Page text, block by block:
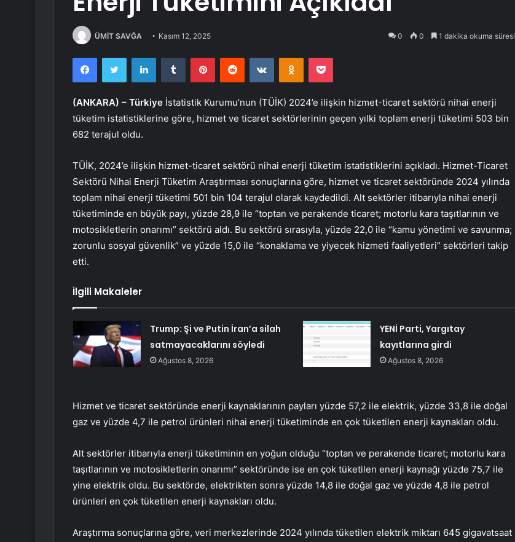
ÜMİT SAVĞA Kasım 12, 2025 0 0 1 dakika okuma süresi
FacebookTwitter LinkedInTumblr PinterestReddit VKontakteOdnoklassniki
Pocket
(ANKARA) – Türkiye İstatistik Kurumu’nun (TÜİK) 2024’e ilişkin hizmet-ticaret sektörü nihai enerji
tüketim istatistiklerine göre, hizmet ve ticaret sektörlerinin geçen yılki toplam enerji tüketimi 503 bin
682 terajul oldu.
TÜİK, 2024’e ilişkin hizmet-ticaret sektörü nihai enerji tüketim istatistiklerini açıkladı. Hizmet-Ticaret
Sektörü Nihai Enerji Tüketim Araştırması sonuçlarına göre, hizmet ve ticaret sektöründe 2024 yılında
toplam nihai enerji tüketimi 501 bin 104 terajul olarak kaydedildi. Alt sektörler itibarıyla nihai enerji
tüketiminde en büyük payı, yüzde 28,9 ile “toptan ve perakende ticaret; motorlu kara taşıtlarının ve
motosikletlerin onarımı” sektörü aldı. Bu sektörü sırasıyla, yüzde 22,0 ile “kamu yönetimi ve savunma;
zorunlu sosyal güvenlik” ve yüzde 15,0 ile “konaklama ve yiyecek hizmeti faaliyetleri” sektörleri takip
etti.
İlgili Makaleler
Trump: Şi ve Putin İran’a silah
satmayacaklarını söyledi
Ağustos 8, 2026
YENİ Parti, Yargıtay
kayıtlarına girdi
Ağustos 8, 2026
Hizmet ve ticaret sektöründe enerji kaynaklarının payları yüzde 57,2 ile elektrik, yüzde 33,8 ile doğal
gaz ve yüzde 4,7 ile petrol ürünleri nihai enerji tüketiminde en çok tüketilen enerji kaynakları oldu.
Alt sektörler itibarıyla enerji tüketiminin en yoğun olduğu “toptan ve perakende ticaret; motorlu kara
taşıtlarının ve motosikletlerin onarımı” sektöründe ise en çok tüketilen enerji kaynağı yüzde 75,7 ile
yine elektrik oldu. Bu sektörde, elektrikten sonra yüzde 14,8 ile doğal gaz ve yüzde 4,8 ile petrol
ürünleri en çok tüketilen enerji kaynakları oldu.
Araştırma sonuçlarına göre, veri merkezlerinde 2024 yılında tüketilen elektrik miktarı 645 gigavatsaat